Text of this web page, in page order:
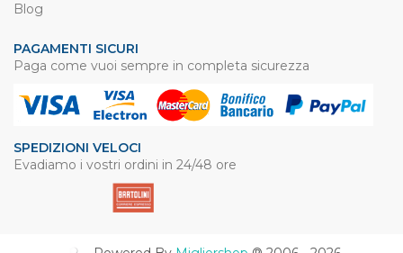
Blog
PAGAMENTI SICURI
Paga come vuoi sempre in completa sicurezza
SPEDIZIONI VELOCI
Evadiamo i vostri ordini in 24/48 ore